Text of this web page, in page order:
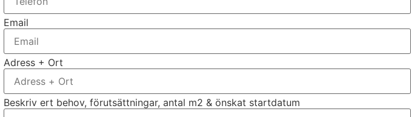
Email
Adress + Ort
Beskriv ert behov, förutsättningar, antal m2 & önskat startdatum